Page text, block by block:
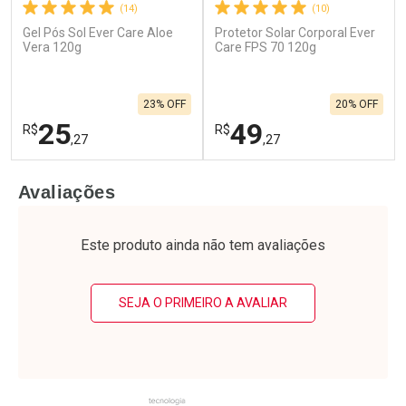
(14)
Gel Pós Sol Ever Care Aloe
Vera 120g
R$25,27
23% OFF
Laboratório
Por Menos
(10)
Protetor Solar Corporal Ever
Care FPS 70 120g
R$49,27
20% OFF
Laboratório
Por Menos
Avaliações
Este produto ainda não tem avaliações
SEJA O PRIMEIRO A AVALIAR